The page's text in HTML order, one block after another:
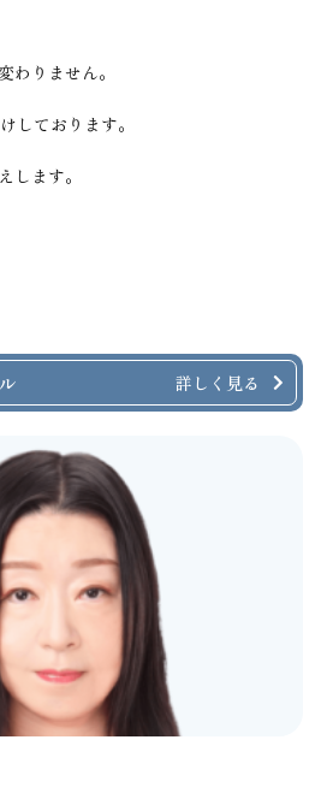
わりません。
しております。
します。
詳しく見る